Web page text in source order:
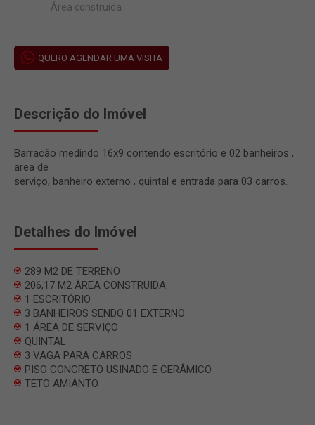
Área construída
QUERO AGENDAR UMA VISITA
Descrição do Imóvel
Barracão medindo 16x9 contendo escritório e 02 banheiros ,
area de
serviço, banheiro externo , quintal e entrada para 03 carros.
Detalhes do Imóvel
289 M2 DE TERRENO
206,17 M2 ÀREA CONSTRUIDA
1 ESCRITÓRIO
3 BANHEIROS SENDO 01 EXTERNO
1 ÁREA DE SERVIÇO
QUINTAL
3 VAGA PARA CARROS
PISO CONCRETO USINADO E CERÂMICO
TETO AMIANTO